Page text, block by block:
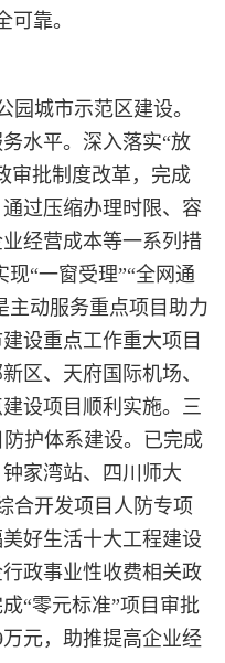
可靠。
园城市示范区建设。
水平。深入落实“放
审批制度改革，完成
过压缩办理时限、容
经营成本等一系列措
“一窗受理”“全网通
主动服务重点项目助力
设重点工作重大项目
区、天府国际机场、
设项目顺利实施。三
护体系建设。已完成
家湾站、四川师大
合开发项目人防专项
好生活十大工程建设
政事业性收费相关政
“零元标准”项目审批
元，助推提高企业经